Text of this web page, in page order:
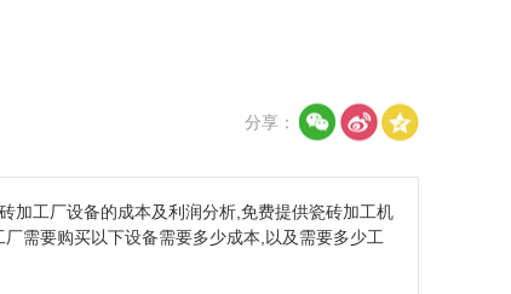
分享：
加工厂设备的成本及利润分析,免费提供瓷砖加工机
需要购买以下设备需要多少成本,以及需要多少工